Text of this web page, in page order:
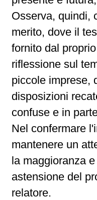
Osserva, quindi,
merito, dove il
fornito dal
riflessione sul
piccole imprese,
disposizioni
confuse e in
Nel confermare
mantenere un
la maggioranza
astensione del
relatore.